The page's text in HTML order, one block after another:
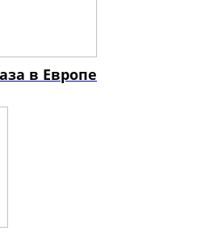
в Европе